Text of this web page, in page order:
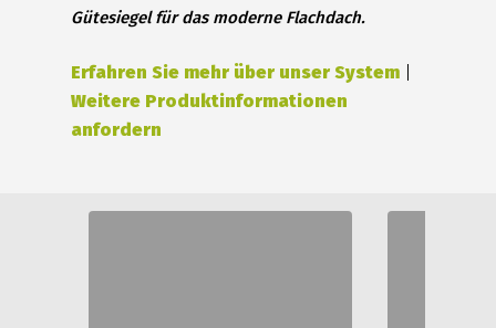
Gütesiegel für das moderne Flachdach.
Erfahren Sie mehr über unser System
Weitere Produktinformationen
anfordern